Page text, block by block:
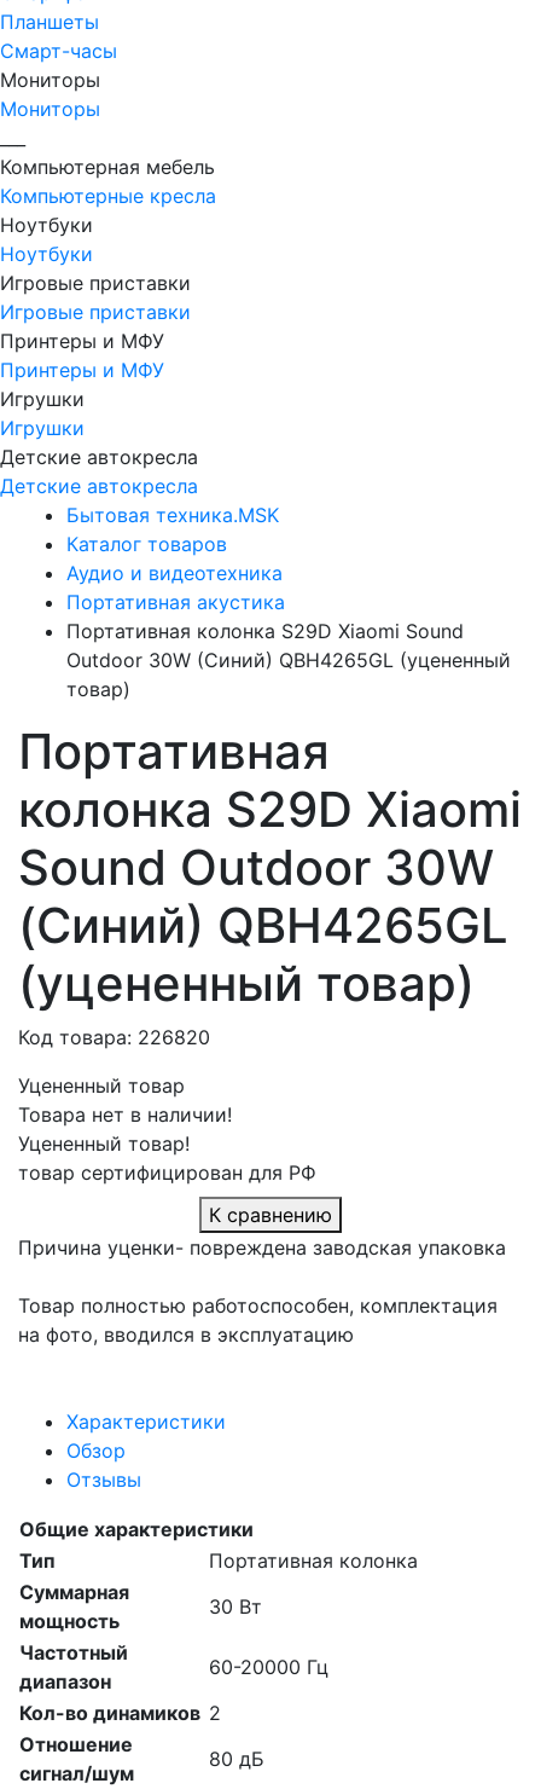
Планшеты
Смарт-часы
Мониторы
Мониторы
Компьютерная мебель
Компьютерные кресла
Ноутбуки
Ноутбуки
Игровые приставки
Игровые приставки
Принтеры и МФУ
Принтеры и МФУ
Игрушки
Игрушки
Детские автокресла
Детские автокресла
Бытовая техника.MSK
Каталог товаров
Аудио и видеотехника
Портативная акустика
Портативная колонка S29D Xiaomi Sound
Outdoor 30W (Синий) QBH4265GL (уцененный
товар)
Портативная
колонка S29D Xiaomi
Sound Outdoor 30W
(Синий) QBH4265GL
(уцененный товар)
Код товара: 226820
Уцененный товар
Товара нет в наличии!
Уцененный товар!
товар сертифицирован для РФ
К сравнению
Причина уценки- повреждена заводская упаковка
Товар полностью работоспособен, комплектация
на фото, вводился в эксплуатацию
Характеристики
Обзор
Отзывы
Общие характеристики
Тип
Портативная колонка
Суммарная
мощность
30 Вт
Частотный
диапазон
60-20000 Гц
Кол-во динамиков 2
Отношение
сигнал/шум
80 дБ